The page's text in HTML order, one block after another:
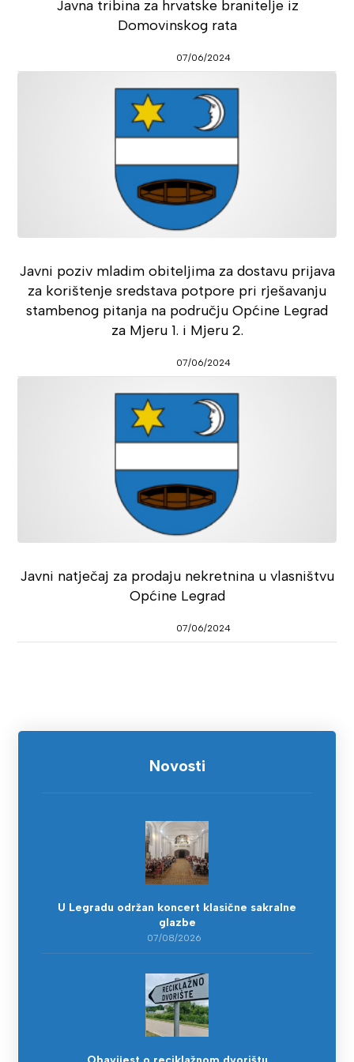
Javna tribina za hrvatske branitelje iz
Domovinskog rata
07/06/2024
Javni poziv mladim obiteljima za dostavu prijava
za korištenje sredstava potpore pri rješavanju
stambenog pitanja na području Općine Legrad
za Mjeru 1. i Mjeru 2.
07/06/2024
Javni natječaj za prodaju nekretnina u vlasništvu
Općine Legrad
07/06/2024
Novosti
U Legradu održan koncert klasične sakralne
glazbe
07/08/2026